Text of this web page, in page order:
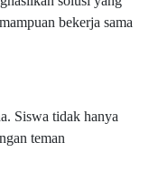
bekerja sama
Siswa tidak hanya
teman